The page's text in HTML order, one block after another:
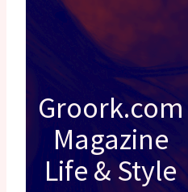
Groork.com
Magazine
Life & Style